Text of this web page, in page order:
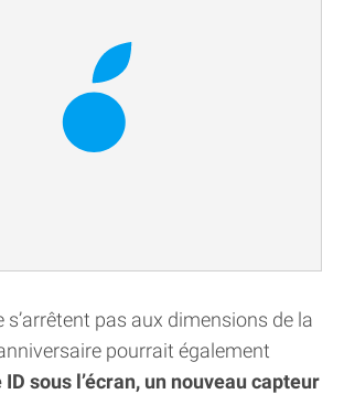
s’arrêtent pas aux dimensions de la
anniversaire pourrait également
ID sous l’écran, un nouveau capteur